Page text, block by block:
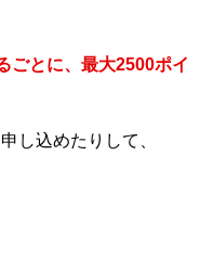
ごとに、最大2500ポイ
し込めたりして、